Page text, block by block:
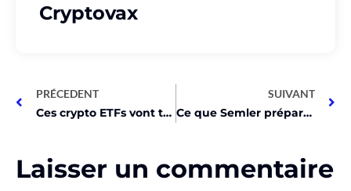
Cryptovax
PRÉCEDENT
Ces crypto ETFs vont tout changer lors des prochaines élections US !
SUIVANT
Ce que Semler prépare avec Bitcoin va vous surprendre !
Laisser un commentaire